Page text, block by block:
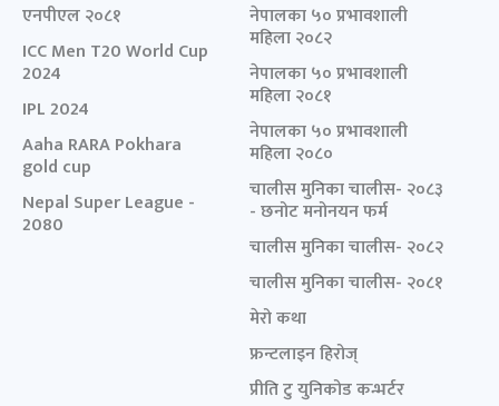
एनपीएल २०८१
ICC Men T20 World Cup
2024
IPL 2024
Aaha RARA Pokhara
gold cup
Nepal Super League -
2080
नेपालका ५० प्रभावशाली
महिला २०८२
नेपालका ५० प्रभावशाली
महिला २०८१
नेपालका ५० प्रभावशाली
महिला २०८०
चालीस मुनिका चालीस- २०८३
- छनोट मनोनयन फर्म
चालीस मुनिका चालीस- २०८२
चालीस मुनिका चालीस- २०८१
मेरो कथा
फ्रन्टलाइन हिरोज्
प्रीति टु युनिकोड कन्भर्टर